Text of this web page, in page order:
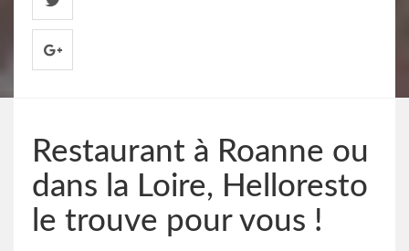
Restaurant à Roanne ou
dans la Loire, Helloresto
le trouve pour vous !